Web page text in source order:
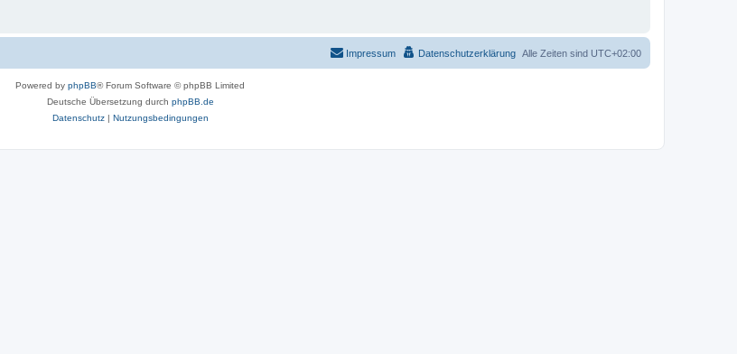
Alle Zeiten sind UTC+02:00
Datenschutzerklärung
Impressum
Powered by phpBB® Forum Software © phpBB Limited
Deutsche Übersetzung durch phpBB.de
Datenschutz| Nutzungsbedingungen